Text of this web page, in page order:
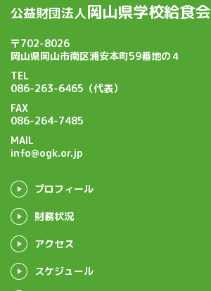
公益財団法人岡山県学校給食会
〒702-8026
岡山県岡山市南区浦安本町59番地の４
TEL
086-263-6465（代表）
FAX
086-264-7485
MAIL
info@ogk.or.jp
プロフィール
財務状況
アクセス
スケジュール